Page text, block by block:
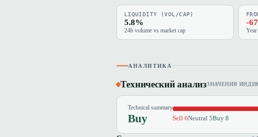
LIQUIDITY (VOL/CAP)
5.8%
24h volume vs market cap
-
АНАЛИТИКА
Технический анализЗНАЧЕНИЯ
Technical summary
Buy Sell 6Neutral 5Buy 8